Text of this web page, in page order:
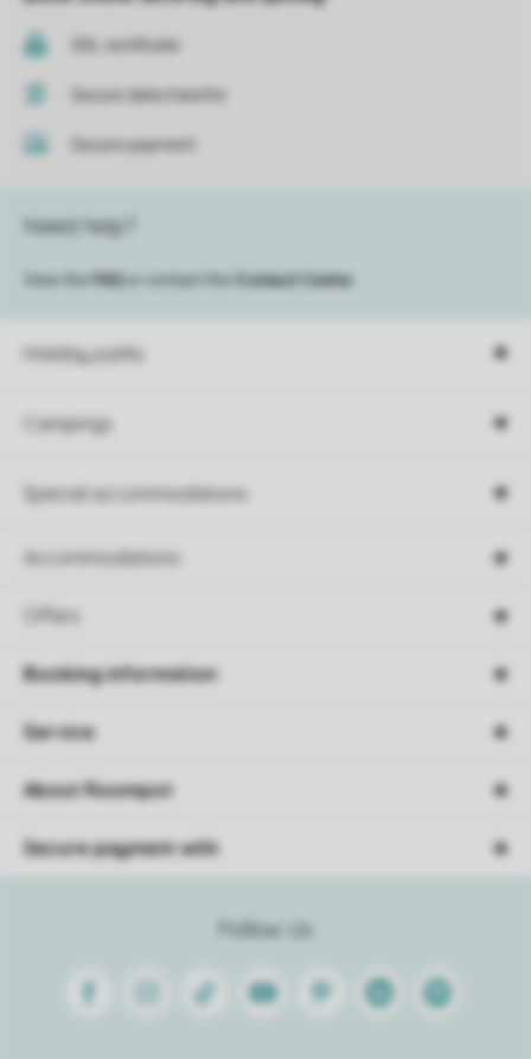
SSL certificate
Secure data transfer
Secure payment
Holiday parks
Campings
Special accommodations
Accommodations
Offers
Need help?
View the FAQ or contact the Contact Center
Follow Us
FacebookInstagram
Tiktok Youtube PinterestLinkedinSpotify
Booking information
Service
About Roompot
Secure payment with